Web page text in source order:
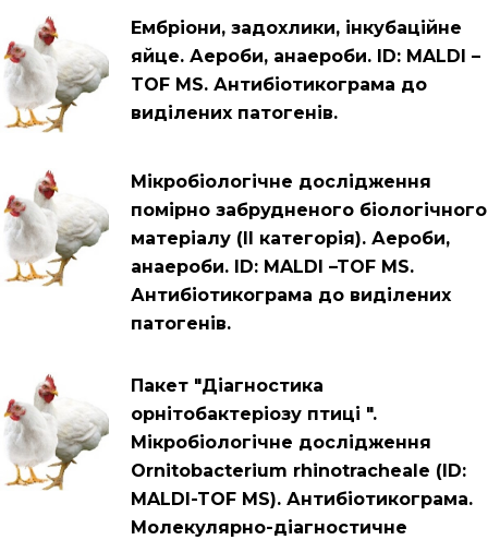
Ембріони, задохлики, інкубаційне
яйце. Аероби, анаероби. ID: MALDI –
TOF MS. Антибіотикограма до
виділених патогенів.
Мікробіологічне дослідження
помірно забрудненого біологічного
матеріалу (ІІ категорія). Аероби,
анаероби. ID: MALDI –TOF MS.
Антибіотикограма до виділених
патогенів.
Пакет "Діагностика
орнітобактеріозу птиці ".
Мікробіологічне дослідження
Ornitobacterium rhinotracheale (ID:
MALDI-TOF MS). Антибіотикограма.
Молекулярно-діагностичне